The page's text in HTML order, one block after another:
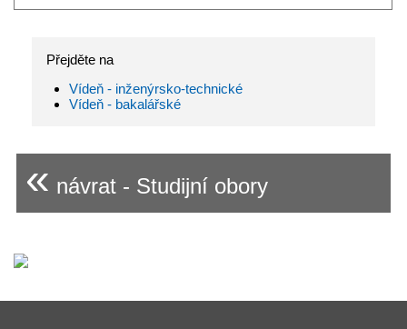
Přejděte na
Vídeň - inženýrsko-technické
Vídeň - bakalářské
« návrat - Studijní obory